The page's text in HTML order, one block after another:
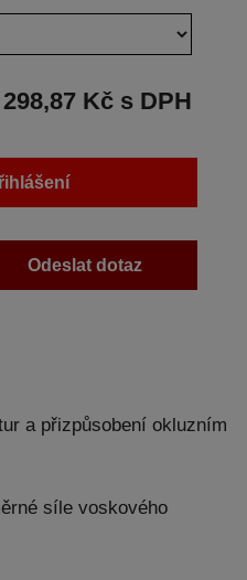
298,87 Kč s DPH
Odeslat dotaz
a přizpůsobení okluzním
síle voskového